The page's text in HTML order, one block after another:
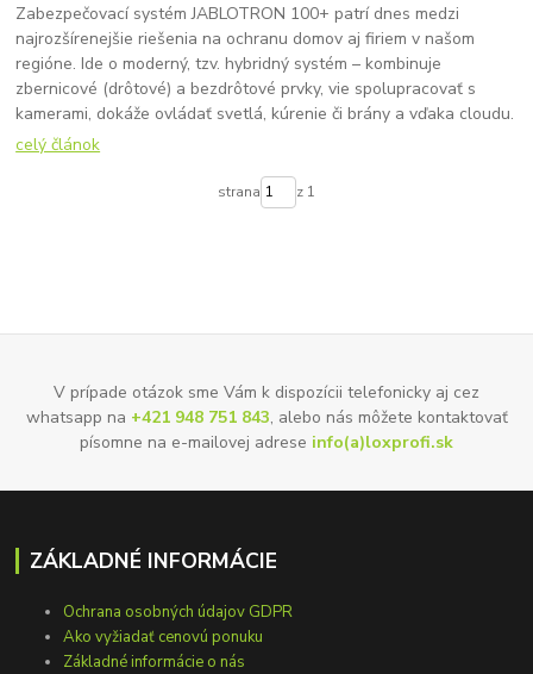
Zabezpečovací systém JABLOTRON 100+ patrí dnes medzi
najrozšírenejšie riešenia na ochranu domov aj firiem v našom
regióne. Ide o moderný, tzv. hybridný systém – kombinuje
zbernicové (drôtové) a bezdrôtové prvky, vie spolupracovať s
kamerami, dokáže ovládať svetlá, kúrenie či brány a vďaka cloudu.
celý článok
strana z 1
V prípade otázok sme Vám k dispozícii telefonicky aj cez
whatsapp na +421 948 751 843, alebo nás môžete kontaktovať
písomne na e-mailovej adrese info(a)loxprofi.sk
ZÁKLADNÉ INFORMÁCIE
Ochrana osobných údajov GDPR
Ako vyžiadať cenovú ponuku
Základné informácie o nás